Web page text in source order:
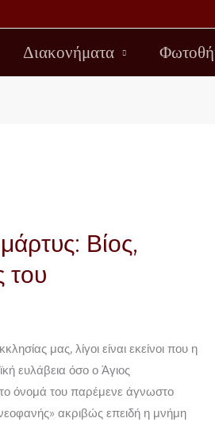
Διακονήματα
Βίος,
του
μας, λίγοι είναι εκείνοι που η
ευλάβεια όσο ο Άγιος
όνομά του παρέμενε άγνωστο
ακριβώς επειδή η μνήμη